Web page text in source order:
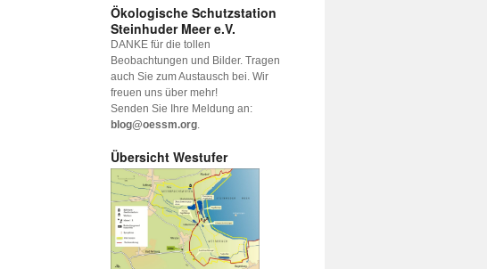
Ökologische Schutzstation
Steinhuder Meer e.V.
DANKE für die tollen
Beobachtungen und Bilder. Tragen
auch Sie zum Austausch bei. Wir
freuen uns über mehr!
Senden Sie Ihre Meldung an:
blog@oessm.org.
Übersicht Westufer